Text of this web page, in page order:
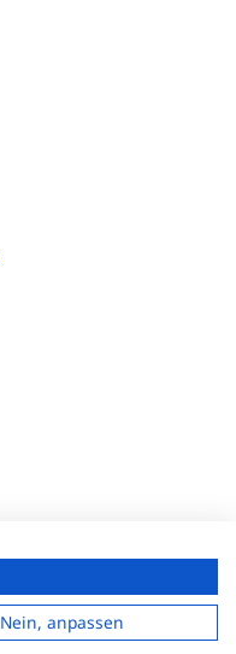
Impressum
Nein, anpassen